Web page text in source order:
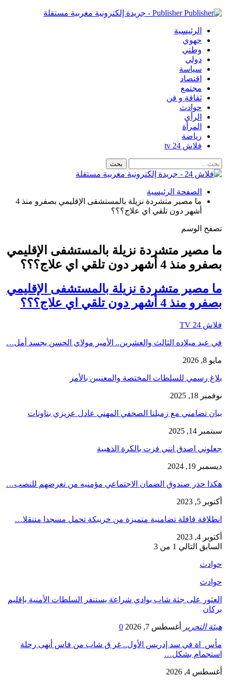
Publisher - جريدة إلكترونية مغربية مستقلة
الرئيسية
جهوي
وطني
دولي
سياسة
اقتصاد
مجتمع
ثقافة و فن
حوادث
الرأي
المرأة
رياضة
فلاش 24 tv
الصفحة الرئيسية
ما مصير متشردة نزيلة بالمستشفى الإقليمي بصفرو منذ 4
أشهر دون تلقي اي علاج؟؟؟
تصفح الوسم
ما مصير متشردة نزيلة بالمستشفى الإقليمي
بصفرو منذ 4 أشهر دون تلقي اي علاج؟؟؟
ما مصير متشردة نزيلة بالمستشفى الإقليمي
بصفرو منذ 4 أشهر دون تلقي اي علاج؟؟؟
فلاش 24 TV
في عيد ميلاده الثالث والعشرين.. الأمير مولاي الحسن يجسد أمل…
مايو 8, 2026
بلاغ رسمي للسلطات المختصة والمعنيين بالأمر
نوفمبر 18, 2025
بيان تضامني مع زميلنا الصحفي المهني عادل عزيزي بتاونات
سبتمبر 14, 2025
جعلوني اصدق انني فزت بالكرة الذهبية
ديسمبر 19, 2024
هكذا حذر صندوق الضمان الاجتماعي مؤمنيه من تعرضهم للنصب…
أكتوبر 5, 2023
انطلاقة قافلة تضامنية متميزة من خريبكة تحمل مسجدا متنقلا…
أكتوبر 4, 2023
السابق التالي 1 من 3
حوادث
حوادث
العثور على جثة شاب بوادي شراعة يستنفر السلطات الأمنية بإقليم
بركان
هيئة التحرير أغسطس 7, 2026 0
مأس_اة في سد إدريس الأول.. غر ق شاب من فاس أنهى رحلة
استجمام بشكل…
أغسطس 4, 2026